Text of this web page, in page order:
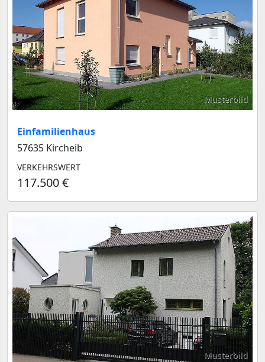
Musterbild
Einfamilienhaus
57635 Kircheib
VERKEHRSWERT
117.500 €
Musterbild